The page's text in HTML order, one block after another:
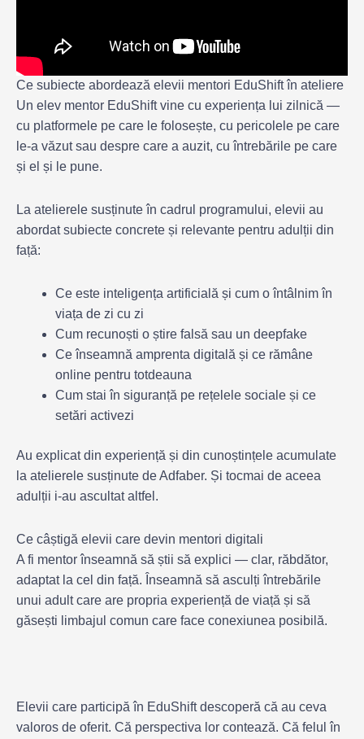
Ce subiecte abordează elevii mentori EduShift în ateliere
Un elev mentor EduShift vine cu experiența lui zilnică —
cu platformele pe care le folosește, cu pericolele pe care
le-a văzut sau despre care a auzit, cu întrebările pe care
și el și le pune.
La atelierele susținute în cadrul programului, elevii au
abordat subiecte concrete și relevante pentru adulții din
față:
Ce este inteligența artificială și cum o întâlnim în
viața de zi cu zi
Cum recunoști o știre falsă sau un deepfake
Ce înseamnă amprenta digitală și ce rămâne
online pentru totdeauna
Cum stai în siguranță pe rețelele sociale și ce
setări activezi
Au explicat din experiență și din cunoștințele acumulate
la atelierele susținute de Adfaber. Și tocmai de aceea
adulții i-au ascultat altfel.
Ce câștigă elevii care devin mentori digitali
A fi mentor înseamnă să știi să explici — clar, răbdător,
adaptat la cel din față. Înseamnă să asculți întrebările
unui adult care are propria experiență de viață și să
găsești limbajul comun care face conexiunea posibilă.
Elevii care participă în EduShift descoperă că au ceva
valoros de oferit. Că perspectiva lor contează. Că felul în